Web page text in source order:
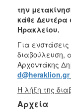
την
κάθε Δευτέρα
Ηρακλείου.
Για
διαβούλευση,
Αρχοντάκης
d@heraklion.gr
Η λήξη της
Αρχεία